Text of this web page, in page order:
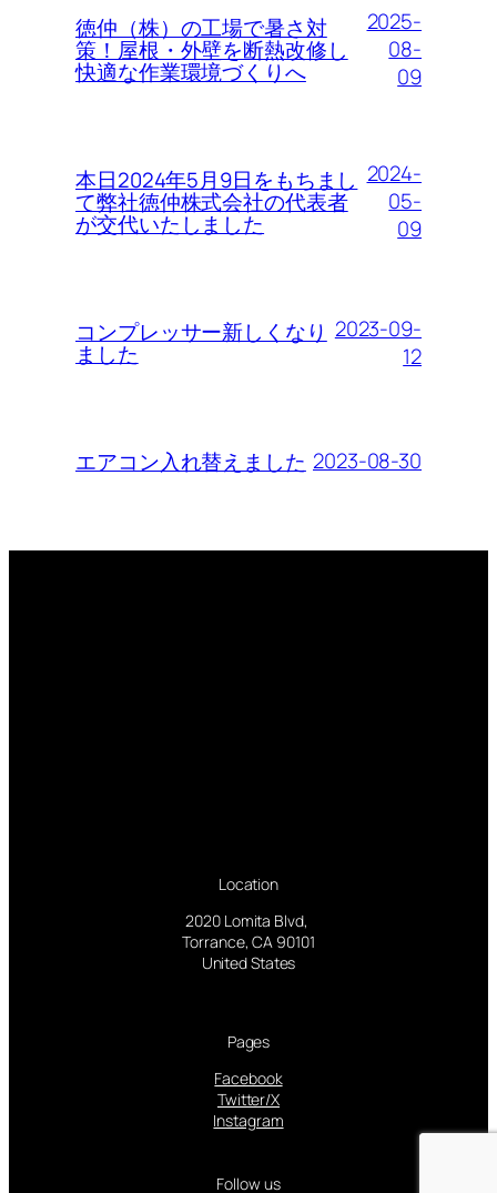
徳仲（株）の工場で暑さ対
策！屋根・外壁を断熱改修し
快適な作業環境づくりへ
2025-
08-
09
本日2024年5月9日をもちまし
て弊社徳仲株式会社の代表者
が交代いたしました
2024-
05-
09
コンプレッサー新しくなり
ました
2023-09-
12
エアコン入れ替えました 2023-08-30
Location
2020 Lomita Blvd,
Torrance, CA 90101
United States
Pages
Facebook
Twitter/X
Instagram
Follow us